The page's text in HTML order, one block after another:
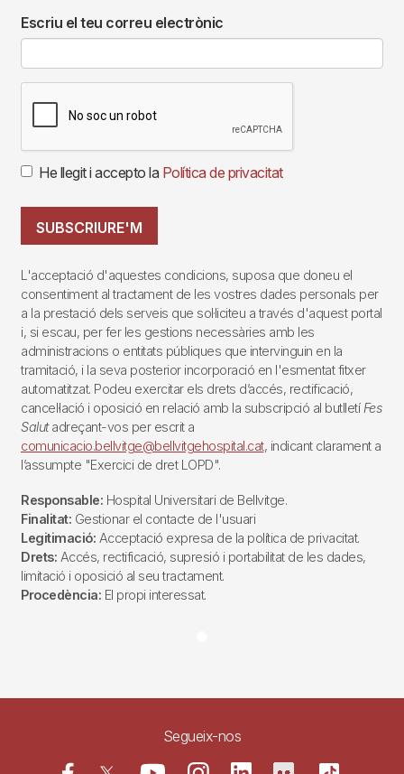
Escriu el teu correu electrònic
He llegit i accepto la Política de privacitat
SUBSCRIURE'M
L'acceptació d'aquestes condicions, suposa que doneu el
consentiment al tractament de les vostres dades personals per
a la prestació dels serveis que sol·liciteu a través d'aquest portal
i, si escau, per fer les gestions necessàries amb les
administracions o entitats públiques que intervinguin en la
tramitació, i la seva posterior incorporació en l'esmentat fitxer
automatitzat. Podeu exercitar els drets d’accés, rectificació,
cancel·lació i oposició en relació amb la subscripció al butlletí Fes
Salutadreçant-vos per escrit a
comunicacio.bellvitge@bellvitgehospital.cat, indicant clarament a
l’assumpte "Exercici de dret LOPD".
Responsable: Hospital Universitari de Bellvitge.
Finalitat: Gestionar el contacte de l'usuari
Legitimació: Acceptació expresa de la política de privacitat.
Drets: Accés, rectificació, supresió i portabilitat de les dades,
limitació i oposició al seu tractament.
Procedència: El propi interessat.
Segueix-nos